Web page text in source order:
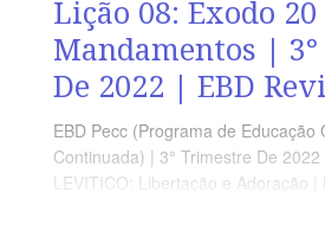
Lição 08: Êxodo 20
Mandamentos |
De 2022 | EBD
EBD Pecc (Programa de Educação
Continuada) | 3° Trimestre De
LEVITICO: Libertação e Adoração |